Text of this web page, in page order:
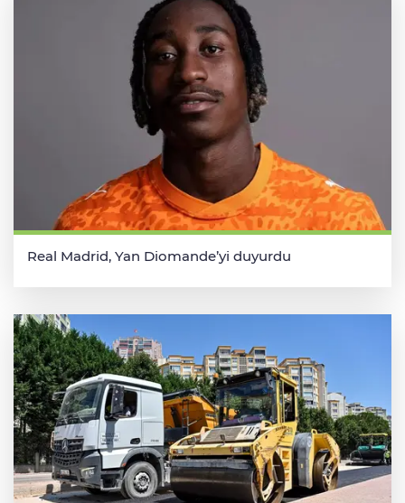
Real Madrid, Yan Diomande’yi duyurdu